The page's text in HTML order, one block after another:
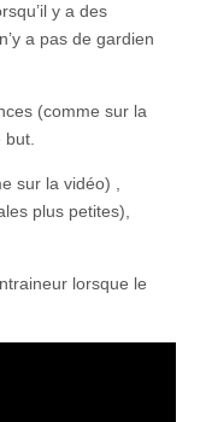
y a des
a pas de gardien
(comme sur la
sur la vidéo) ,
plus petites),
lorsque le